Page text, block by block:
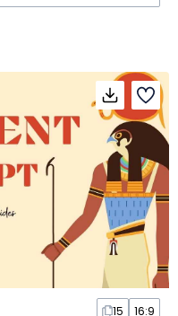
15 16:9